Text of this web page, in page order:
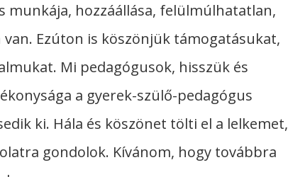
munkája, hozzáállása, felülmúlhatatlan,
Ezúton is köszönjük támogatásukat,
Mi pedagógusok, hisszük és
a gyerek-szülő-pedagógus
ki. Hála és köszönet tölti el a lelkemet,
gondolok. Kívánom, hogy továbbra